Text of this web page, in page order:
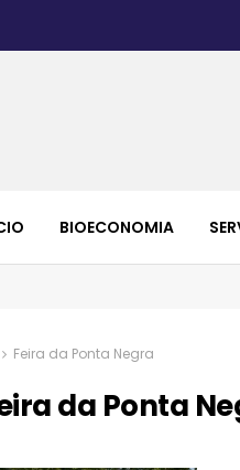
BIOECONOMIA
Feira da Ponta Negra
da Ponta